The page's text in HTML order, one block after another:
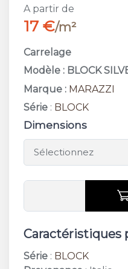
A partir de
17 €/m²
Carrelage
Modèle : BLOCK
Marque : MARAZZI
Série : BLOCK
Dimensions
Caractéristiques
Série : BLOCK